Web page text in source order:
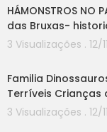
HÁMONSTROS
das Bruxas-
3 Visualizações . 12/
Familia
Terríveis Crianças
3 Visualizações . 12/